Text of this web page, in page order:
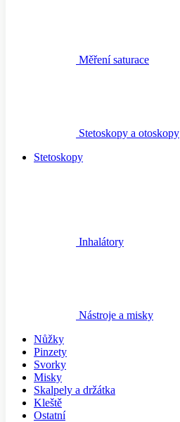
Měření saturace
Stetoskopy a otoskopy
Stetoskopy
Inhalátory
Nástroje a misky
Nůžky
Pinzety
Svorky
Misky
Skalpely a držátka
Kleště
Ostatní